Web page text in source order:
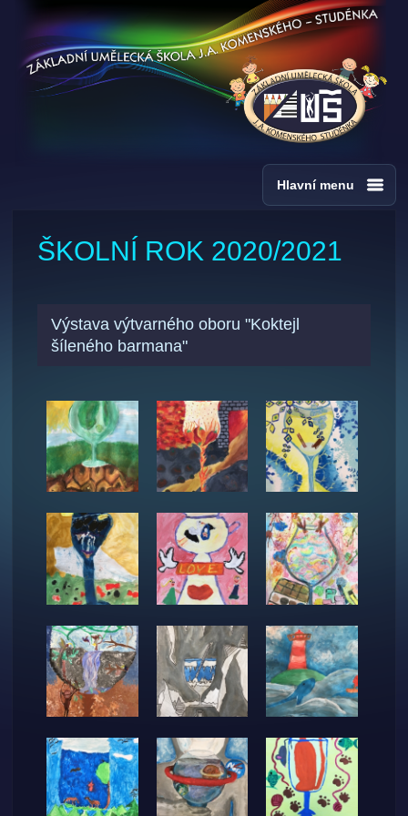
Hlavní menu
ŠKOLNÍ ROK 2020/2021
Výstava výtvarného oboru "Koktejl
šíleného barmana"